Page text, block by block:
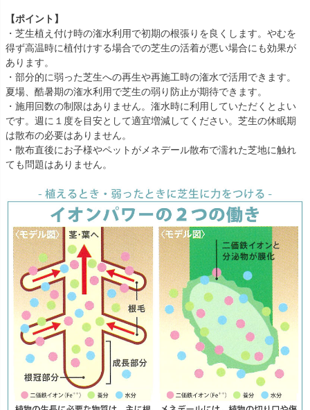
【ポイント】
・芝生植え付け時の潅水利用で初期の根張りを良くします。やむを
得ず高温時に植付けする場合での芝生の活着が悪い場合にも効果が
あります。
・部分的に弱った芝生への再生や再施工時の潅水で活用できます。
夏場、酷暑期の潅水利用で芝生の弱り防止が期待できます。
・施用回数の制限はありません。潅水時に利用していただくとよい
です。週に１度を目安として適宜増減してください。芝生の休眠期
は散布の必要はありません。
・散布直後にお子様やペットがメネデール散布で濡れた芝地に触れ
ても問題はありません。